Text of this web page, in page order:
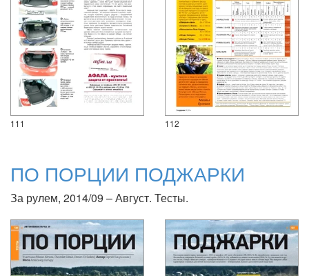
111 112
ПО ПОРЦИИ ПОДЖАРКИ
За рулем, 2014/09 – Август. Тесты.